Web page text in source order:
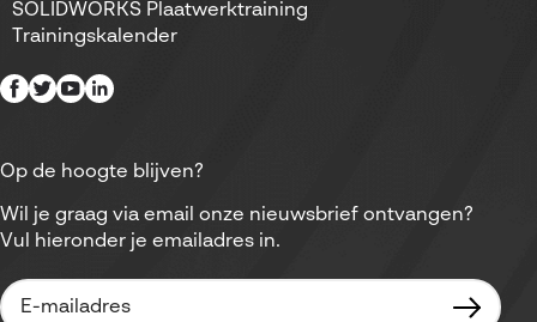
SOLIDWORKS Plaatwerktraining
Trainingskalender
Op de hoogte blijven?
Wil je graag via email onze nieuwsbrief ontvangen?
Vul hieronder je emailadres in.